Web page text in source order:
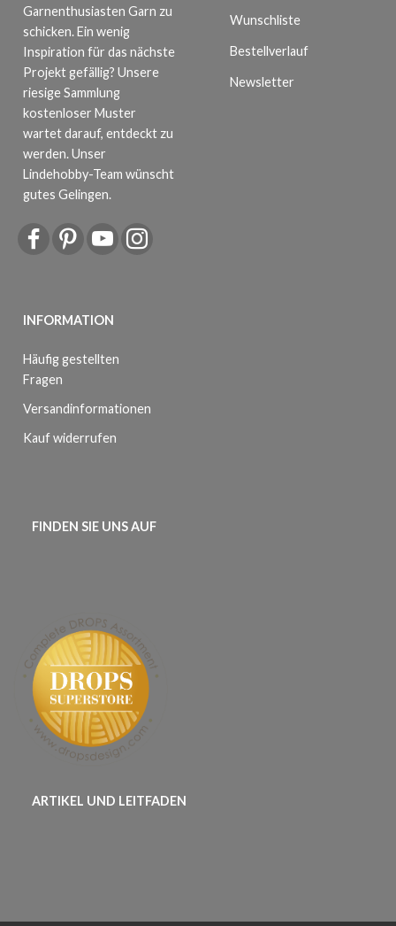
Garnenthusiasten Garn zu
schicken. Ein wenig
Inspiration für das nächste
Projekt gefällig? Unsere
riesige Sammlung
kostenloser Muster
wartet darauf, entdeckt zu
werden. Unser
Lindehobby-Team wünscht
gutes Gelingen.
INFORMATION
Häufig gestellten
Fragen
Versandinformationen
Kauf widerrufen
Wunschliste
Bestellverlauf
Newsletter
FINDEN SIE UNS AUF
ARTIKEL UND LEITFADEN